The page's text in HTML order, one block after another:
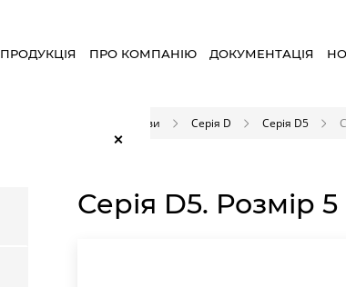
ПРОДУКЦІЯ ПРО КОМПАНІЮ ДОКУМЕНТАЦІЯ
×
Пневматичні острови Серія D Серія D5
Серія D5. Розмір